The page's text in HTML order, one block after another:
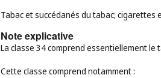
Tabac et succédanés du tabac;
Note explicative
La classe 34 comprend essentiellement
Cette classe comprend notamment :